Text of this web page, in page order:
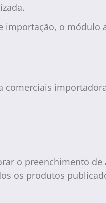
o módulo
o preenchimento
os produtos